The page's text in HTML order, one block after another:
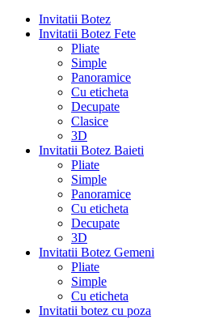
Invitatii Botez
Invitatii Botez Fete
Pliate
Simple
Panoramice
Cu eticheta
Decupate
Clasice
3D
Invitatii Botez Baieti
Pliate
Simple
Panoramice
Cu eticheta
Decupate
3D
Invitatii Botez Gemeni
Pliate
Simple
Cu eticheta
Invitatii botez cu poza